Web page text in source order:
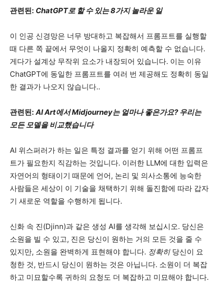
관련된: ChatGPT로 할 수 있는 8가지 놀라운 일
이 인공 신경망은 너무 방대하고 복잡해서 프롬프트를 실행할
때 다른 쪽 끝에서 무엇이 나올지 정확히 예측할 수 없습니다.
게다가 설계상 무작위 요소가 내장되어 있습니다. 이는 이유
ChatGPT에 동일한 프롬프트를 여러 번 제공해도 정확히 동일
한 결과가 나오지 않습니다..
관련된: AI Art에서 Midjourney는 얼마나 좋은가요? 우리는
모든 모델을 비교했습니다
AI 위스퍼러가 하는 일은 특정 결과를 얻기 위해 어떤 프롬프
트가 필요한지 직감하는 것입니다. 이러한 LLM에 대한 입력은
자연어의 형태이기 때문에 언어, 논리 및 의사소통에 능숙한
사람들은 세상이 이 기술을 채택하기 위해 돌진함에 따라 갑자
기 새로운 역할을 수행하게 됩니다.
신화 속 진(Djinn)과 같은 생성 AI를 생각해 보십시오. 당신은
소원을 빌 수 있고, 진은 당신이 원하는 거의 모든 것을 줄 수
있지만, 소원을 완벽하게 표현해야 합니다. 정확히 당신이 요
청한 것, 반드시 당신이 원하는 것은 아닙니다. 소원이 더 복잡
하고 미묘할수록 귀하의 요청도 더 복잡하고 미묘해야 합니다.